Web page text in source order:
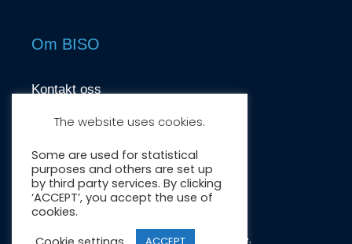
Om BISO
Kontakt oss
contact@biso.no
Crafted by:Wonderwave.
The website uses cookies.
Some are used for statistical
purposes and others are set up
by third party services. By clicking
‘ACCEPT’, you accept the use of
cookies.